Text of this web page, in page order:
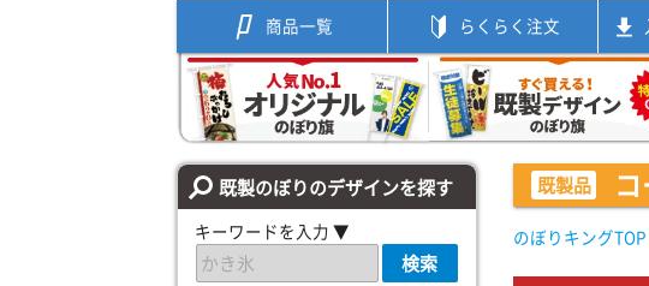
商品一覧 らくらく注文
既製のぼりのデザインを探す
キーワードを入力 ▼
検索
既製品
のぼりキングTOP